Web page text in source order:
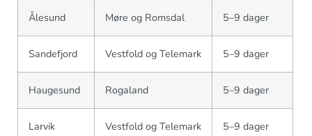
Ålesund Møre og Romsdal 5–9 dager
Sandefjord Vestfold og Telemark 5–9 dager
Haugesund Rogaland 5–9 dager
Larvik Vestfold og Telemark 5–9 dager